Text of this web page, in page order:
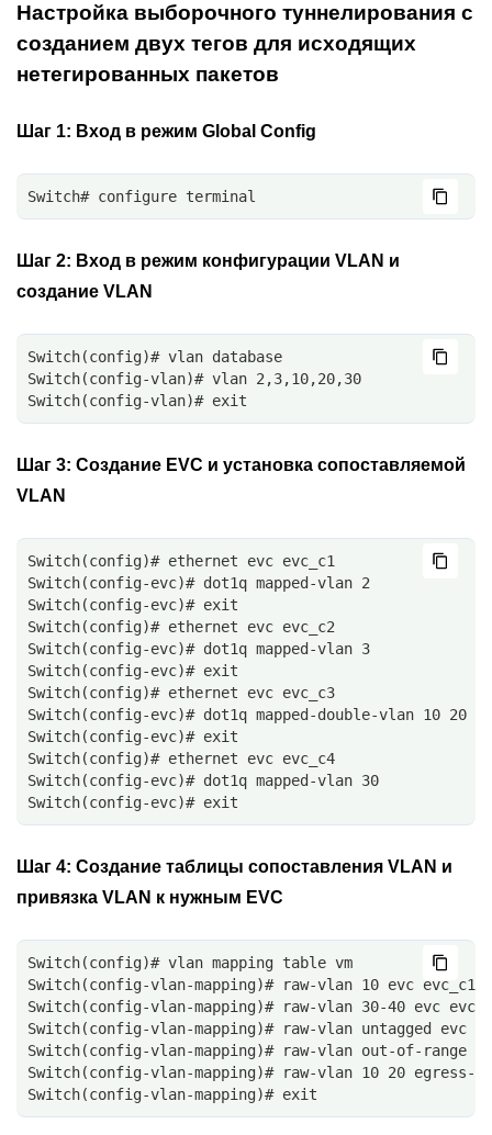
Настройка выборочного туннелирования с
созданием двух тегов для исходящих
нетегированных пакетов
Шаг 1: Вход в режим Global Config
Switch# configure terminal
Шаг 2: Вход в режим конфигурации VLAN и
создание VLAN
Switch(config)# vlan database
Switch(config-vlan)# vlan 2,3,10,20,30
Switch(config-vlan)# exit
Шаг 3: Создание EVC и установка сопоставляемой
VLAN
Switch(config)# ethernet evc evc_c1
Switch(config-evc)# dot1q mapped-vlan 2
Switch(config-evc)# exit
Switch(config)# ethernet evc evc_c2
Switch(config-evc)# dot1q mapped-vlan 3
Switch(config-evc)# exit
Switch(config)# ethernet evc evc_c3
Switch(config-evc)# dot1q mapped-double-vlan 10 20
Switch(config-evc)# exit
Switch(config)# ethernet evc evc_c4
Switch(config-evc)# dot1q mapped-vlan 30
Switch(config-evc)# exit
Шаг 4: Создание таблицы сопоставления VLAN и
привязка VLAN к нужным EVC
Switch(config)# vlan mapping table vm
Switch(config-vlan-mapping)# raw-vlan 10 evc evc_c1
Switch(config-vlan-mapping)# raw-vlan 30-40 evc
Switch(config-vlan-mapping)# raw-vlan untagged evc
Switch(config-vlan-mapping)# raw-vlan out-of-range
Switch(config-vlan-mapping)# raw-vlan 10 20 egress-
Switch(config-vlan-mapping)# exit